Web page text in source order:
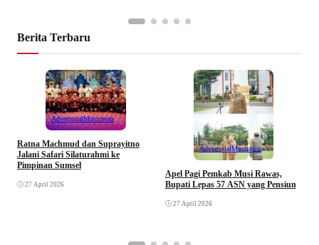
Berita Terbaru
AdvertorialMusirawas
Ratna Machmud dan Suprayitno
Jalani Safari Silaturahmi ke
Pimpinan Sumsel
27 April 2026
AdvertorialMusirawas
Apel Pagi Pemkab Musi Rawas,
Bupati Lepas 57 ASN yang Pensiun
27 April 2026